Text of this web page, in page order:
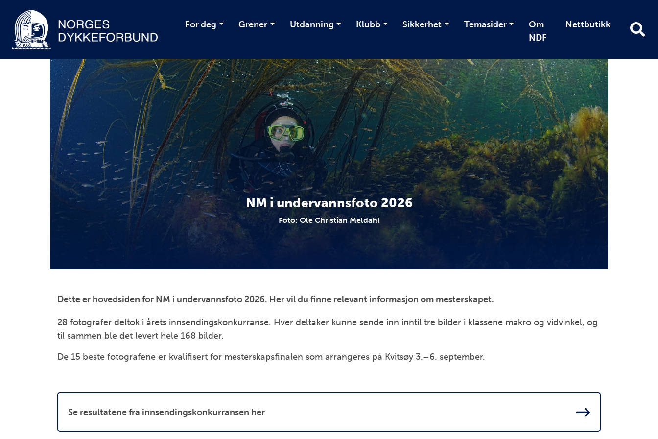
For deg Grener Utdanning Klubb Sikkerhet Temasider
Om
NDF
Nettbutikk
NM i undervannsfoto 2026
Foto: Ole Christian Meldahl
Dette er hovedsiden for NM i undervannsfoto 2026. Her vil du finne relevant informasjon om mesterskapet.
28 fotografer deltok i årets innsendingskonkurranse. Hver deltaker kunne sende inn inntil tre bilder i klassene makro og vidvinkel, og
til sammen ble det levert hele 168 bilder.
De 15 beste fotografene er kvalifisert for mesterskapsfinalen som arrangeres på Kvitsøy 3.–6. september.
Se resultatene fra innsendingskonkurransen her